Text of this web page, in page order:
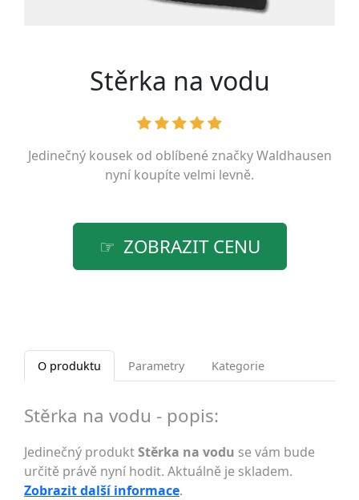
Stěrka na vodu
Jedinečný kousek od oblíbené značkyWaldhausen
nyní koupíte velmi levně.
ZOBRAZIT CENU
O produktu Parametry Kategorie
Stěrka na vodu - popis:
Jedinečný produktStěrka na vodu se vám bude
určitě právě nyní hodit. Aktuálně je skladem.
Zobrazit další informace.